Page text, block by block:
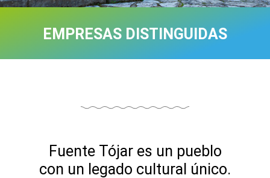
EMPRESAS DISTINGUIDAS
Fuente Tójar es un pueblo
con un legado cultural único.